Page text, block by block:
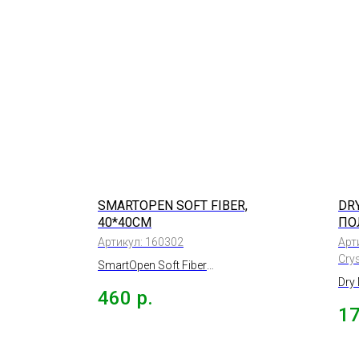
SMARTOPEN SOFT FIBER,
40*40СМ
Артикул: 160302
SmartOpen Soft Fiber
супермягкая 2шт., 40*40см.
460 р.
Dry